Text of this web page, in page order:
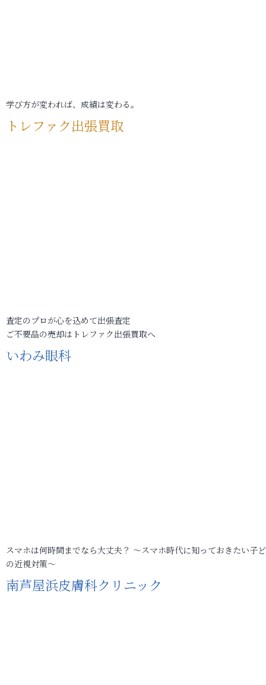
学び方が変われば、成績は変わる。
トレファク出張買取
査定のプロが心を込めて出張査定
ご不要品の売却はトレファク出張買取へ
いわみ眼科
スマホは何時間までなら大丈夫？ ～スマホ時代に知っておきたい子
の近視対策～
南芦屋浜皮膚科クリニック